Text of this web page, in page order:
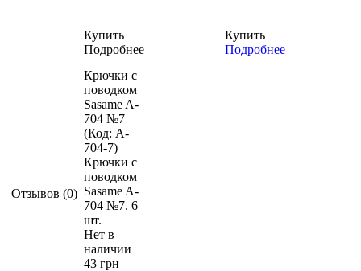
Купить
Подробнее
Купить
Подробнее
Отзывов (0)
Крючки с
поводком
Sasame A-
704 №7
(Код: A-
704-7)
Крючки с
поводком
Sasame A-
704 №7. 6
шт.
Нет в
наличии
43 грн